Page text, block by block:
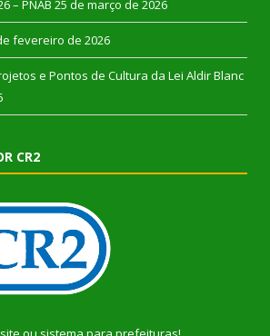
– PNAB 25 de março de 2026
fevereiro de 2026
e Pontos de Cultura da Lei Aldir Blanc
CR2